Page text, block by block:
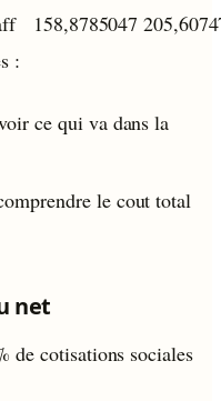
158,8785047
:
ce qui va dans la
le cout total
net
de cotisations sociales